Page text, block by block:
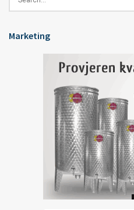
Marketing